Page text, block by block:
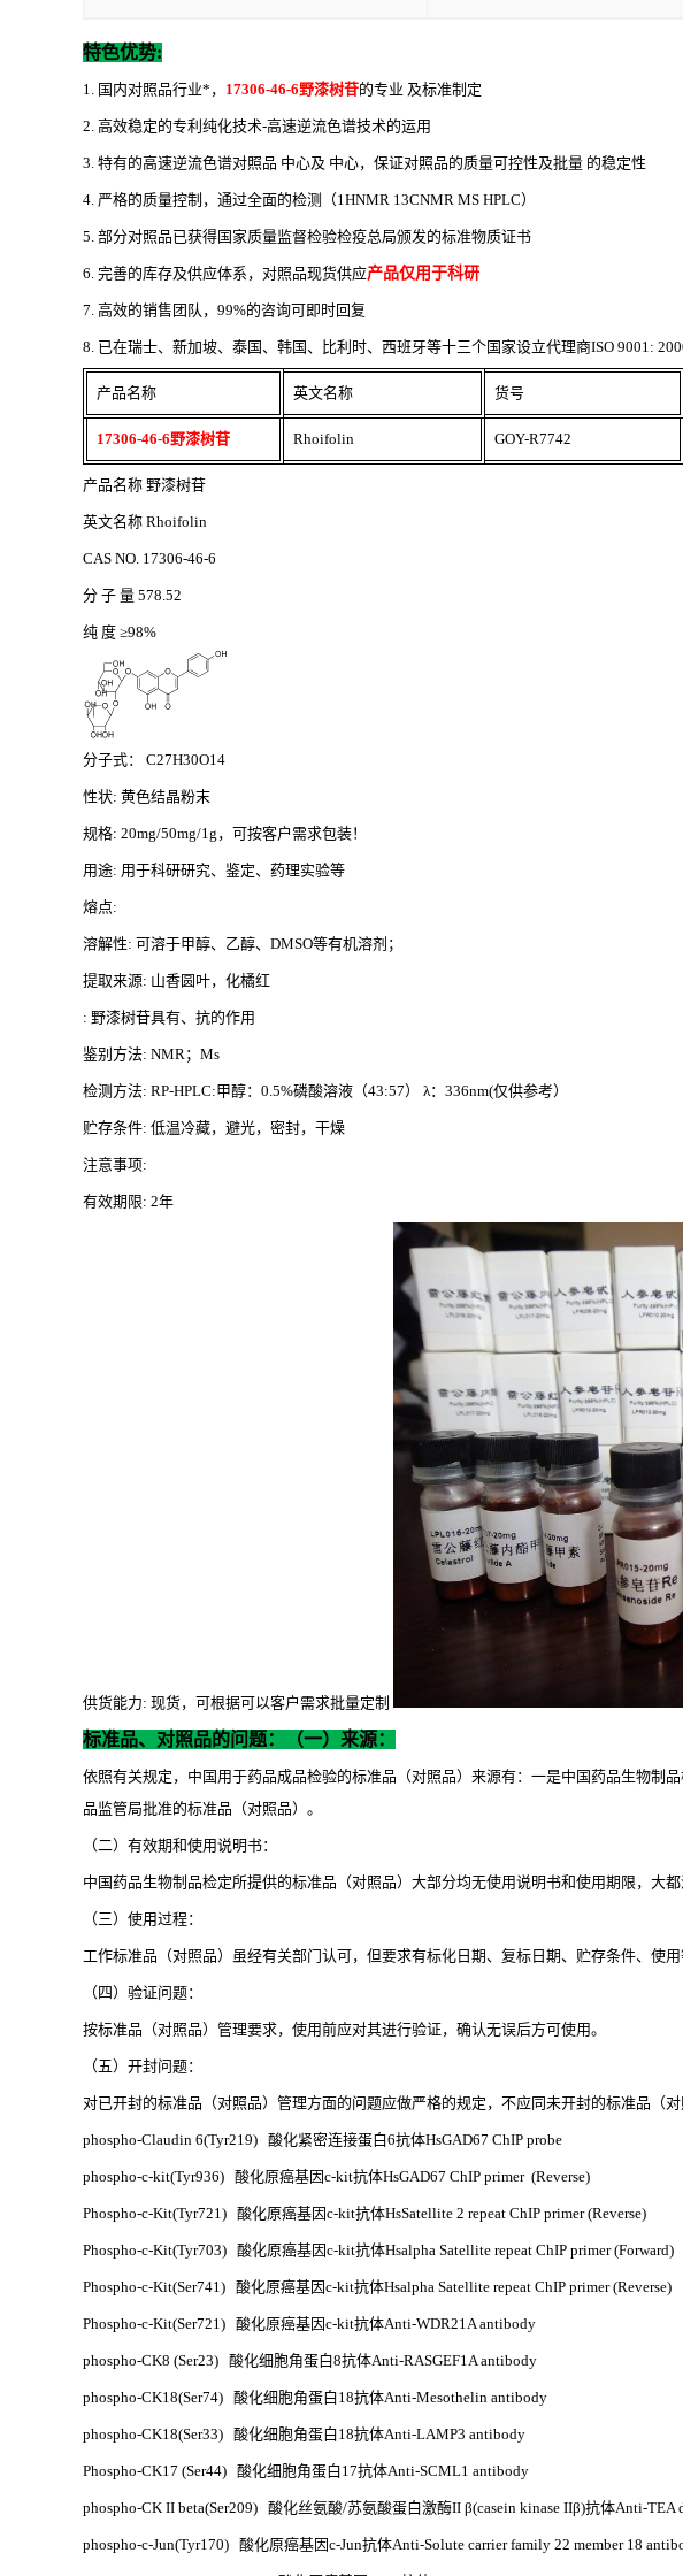
特色优势:
1. 国内对照品行业*， 17306-46-6野漆树苷的专业 及标准制定
2. 高效稳定的专利纯化技术-高速逆流色谱技术的运用
3. 特有的高速逆流色谱对照品 中心及 中心，保证对照品的质量可控性及批量 的稳定性
4. 严格的质量控制，通过全面的检测（1HNMR 13CNMR MS HPLC）
5. 部分对照品已获得国家质量监督检验检疫总局颁发的标准物质证书
6. 完善的库存及供应体系，对照品现货供应产品仅用于科研
7. 高效的销售团队，99%的咨询可即时回复
8. 已在瑞士、新加坡、泰国、韩国、比利时、西班牙等十三个国家设立代理商ISO 9001:
产品名称 英文名称 货号
17306-46-6野漆树苷 Rhoifolin GOY-R7742
产品名称 野漆树苷
英文名称 Rhoifolin
CAS NO. 17306-46-6
分 子 量 578.52
纯 度 ≥98%
分子式： C27H30O14
性状: 黄色结晶粉末
规格: 20mg/50mg/1g，可按客户需求包装！
用途: 用于科研研究、鉴定、药理实验等
熔点:
溶解性: 可溶于甲醇、乙醇、DMSO等有机溶剂；
提取来源: 山香圆叶，化橘红
: 野漆树苷具有、抗的作用
鉴别方法: NMR；Ms
检测方法: RP-HPLC:甲醇：0.5%磷酸溶液（43:57） λ：336nm(仅供参考）
贮存条件: 低温冷藏，避光，密封，干燥
注意事项:
有效期限: 2年
供货能力: 现货，可根据可以客户需求批量定制
标准品、对照品的问题：（一）来源：
依照有关规定，中国用于药品成品检验的标准品（对照品）来源有：一是中国药品生物制
品监管局批准的标准品（对照品）。
（二）有效期和使用说明书：
中国药品生物制品检定所提供的标准品（对照品）大部分均无使用说明书和使用期限，大
（三）使用过程：
工作标准品（对照品）虽经有关部门认可，但要求有标化日期、复标日期、贮存条件、使
（四）验证问题：
按标准品（对照品）管理要求，使用前应对其进行验证，确认无误后方可使用。
（五）开封问题：
对已开封的标准品（对照品）管理方面的问题应做严格的规定，不应同未开封的标准品（
phospho-Claudin 6(Tyr219) 酸化紧密连接蛋白6抗体HsGAD67 ChIP probe
phospho-c-kit(Tyr936) 酸化原癌基因c-kit抗体HsGAD67 ChIP primer (Reverse)
Phospho-c-Kit(Tyr721) 酸化原癌基因c-kit抗体HsSatellite 2 repeat ChIP primer (Reverse)
Phospho-c-Kit(Tyr703) 酸化原癌基因c-kit抗体Hsalpha Satellite repeat ChIP primer (Forward)
Phospho-c-Kit(Ser741) 酸化原癌基因c-kit抗体Hsalpha Satellite repeat ChIP primer (Reverse)
Phospho-c-Kit(Ser721) 酸化原癌基因c-kit抗体Anti-WDR21A antibody
phospho-CK8 (Ser23) 酸化细胞角蛋白8抗体Anti-RASGEF1A antibody
phospho-CK18(Ser74) 酸化细胞角蛋白18抗体Anti-Mesothelin antibody
phospho-CK18(Ser33) 酸化细胞角蛋白18抗体Anti-LAMP3 antibody
Phospho-CK17 (Ser44) 酸化细胞角蛋白17抗体Anti-SCML1 antibody
phospho-CK II beta(Ser209) 酸化丝氨酸/苏氨酸蛋白激酶II β(casein kinase IIβ)抗体Anti-TEA
phospho-c-Jun(Tyr170) 酸化原癌基因c-Jun抗体Anti-Solute carrier family 22 member 18